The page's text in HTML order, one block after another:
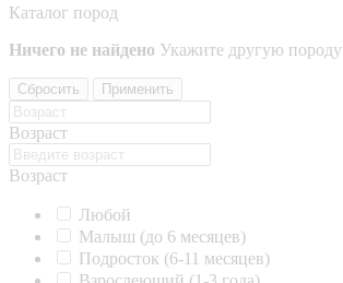
Каталог пород
Ничего не найдено Укажите другую породу
Сбросить Применить
Возраст
Возраст
Любой
Малыш (до 6 месяцев)
Подросток (6-11 месяцев)